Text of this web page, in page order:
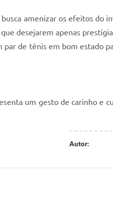
amenizar os efeitos do
desejarem apenas
de tênis em bom estado
um gesto de carinho e
Autor: